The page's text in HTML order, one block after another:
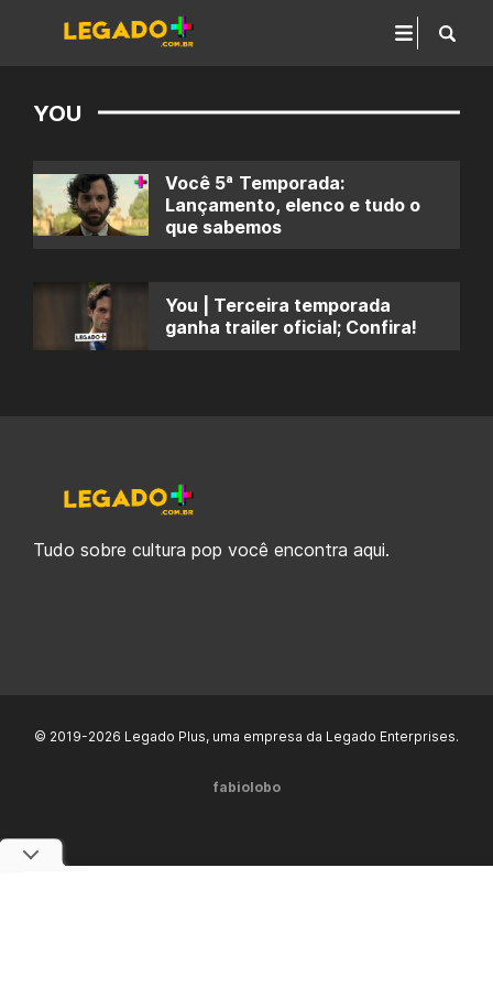
YOU
Você 5ª Temporada:
Lançamento, elenco e tudo o
que sabemos
You | Terceira temporada
ganha trailer oficial; Confira!
Tudo sobre cultura pop você encontra aqui.
© 2019-2026 Legado Plus, uma empresa da Legado Enterprises.
fabiolobo